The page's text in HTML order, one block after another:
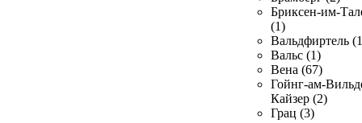
Бриксен-им-
(1)
Вальдфиртель
Вальс (1)
Вена (67)
Гойнг-ам-
Кайзер (2)
Грац (3)